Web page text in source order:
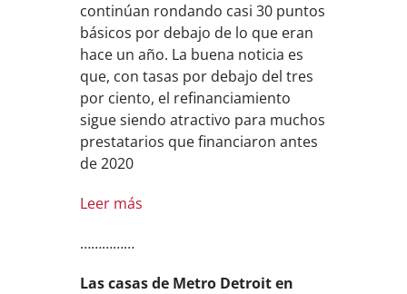
continúan rondando casi 30 puntos
básicos por debajo de lo que eran
hace un año. La buena noticia es
que, con tasas por debajo del tres
por ciento, el refinanciamiento
sigue siendo atractivo para muchos
prestatarios que financiaron antes
de 2020
Leer más
……………
Las casas de Metro Detroit en